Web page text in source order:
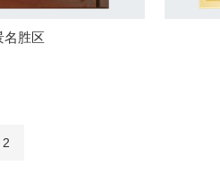
名胜区
2